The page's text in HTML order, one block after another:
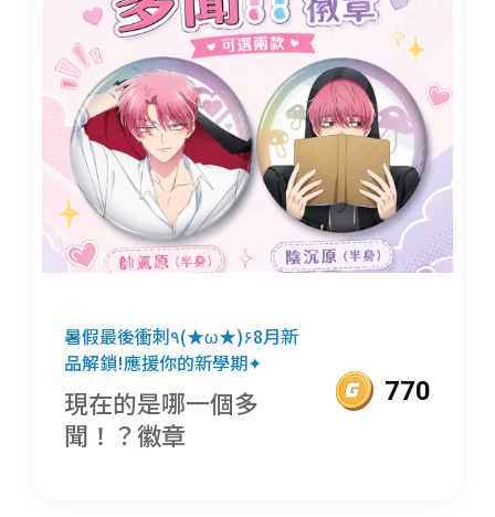
暑假最後衝刺٩(★ω★)۶8月新
品解鎖!應援你的新學期✦
現在的是哪一個多
聞！？徽章
770